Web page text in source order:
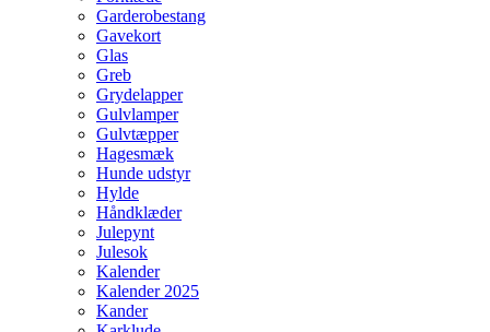
Garderobestang
Gavekort
Glas
Greb
Grydelapper
Gulvlamper
Gulvtæpper
Hagesmæk
Hunde udstyr
Hylde
Håndklæder
Julepynt
Julesok
Kalender
Kalender 2025
Kander